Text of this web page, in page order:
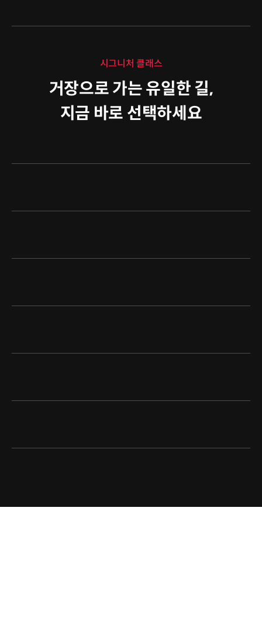
시그니처 클래스
거장으로 가는 유일한 길,
지금 바로 선택하세요